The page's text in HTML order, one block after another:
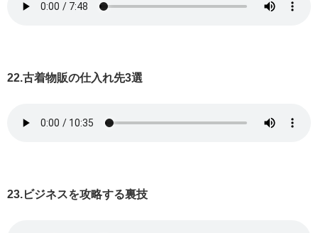
22.古着物販の仕入れ先3選
23.ビジネスを攻略する裏技